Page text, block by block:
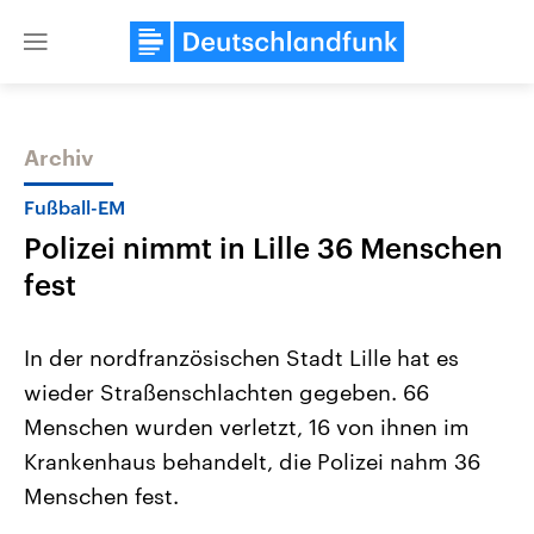
Close
Themen
Landtagswahl Sachsen-Anhalt
2026
Alle Informationen
Sachsen-Anhalt wählt am 6.
September 2026 einen neuen
Landtag. Seit 2021 wird das
USA
Aktuelle Beiträge,
Hintergründe
Wirtschaftlich und
Archiv
Fußball-EM
Polizei nimmt in Lille 36 Menschen
fest
In der nordfranzösischen Stadt Lille hat es
wieder Straßenschlachten gegeben. 66
Menschen wurden verletzt, 16 von ihnen im
Krankenhaus behandelt, die Polizei nahm 36
Menschen fest.